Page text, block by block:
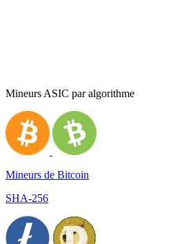
Mineurs ASIC par algorithme
Mineurs de Bitcoin
SHA-256